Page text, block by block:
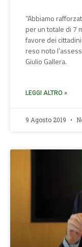
“Abbiamo
per un totale di 7
favore dei
reso noto
Giulio Gallera.
LEGGI ALTRO »
9 Agosto 2019